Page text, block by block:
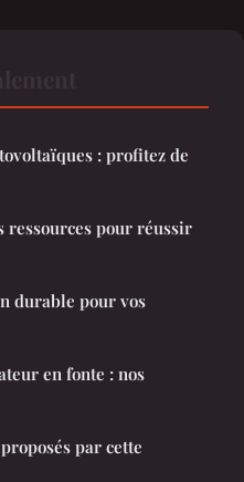
: profitez de
pour réussir
durable pour vos
en fonte : nos
par cette